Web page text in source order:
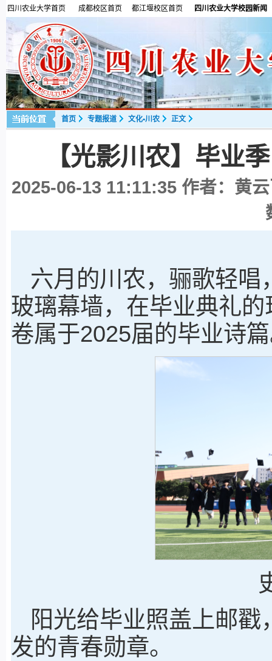
四川农业大学首页 成都校区首页 都江堰校区首页 四川农业大学校园新闻
首页 专题报道 文化•川农 正文
【光影川农】毕业
2025-06-13 11:11:35 作者：黄
六月的川农，骊歌轻
玻璃幕墙，在毕业典礼
卷属于2025届的毕业诗
阳光给毕业照盖上邮
发的青春勋章。